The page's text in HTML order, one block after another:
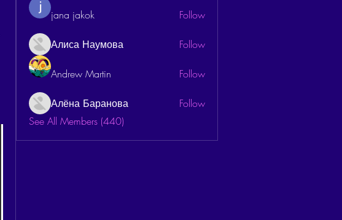
jana jakok Follow
Алиса Наумова Follow
Andrew Martin Follow
Алёна Баранова
Follow
See All Members (440)